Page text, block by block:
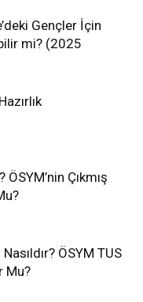
Gençler İçin
mi? (2025
ÖSYM’nin Çıkmış
ÖSYM TUS
Mu?